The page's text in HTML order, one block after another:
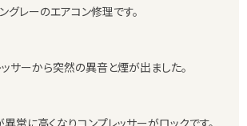
グレーのエアコン修理です。
サーから突然の異音と煙が出ました。
常に高くなりコンプレッサーがロックです。